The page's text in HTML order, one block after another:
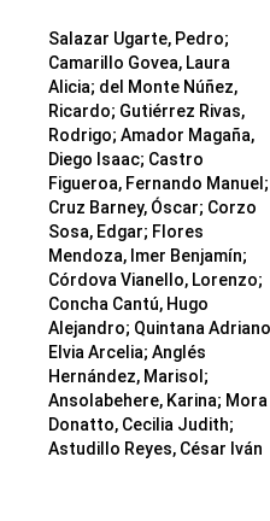
Salazar Ugarte, Pedro;
Camarillo Govea, Laura
Alicia; del Monte Núñez,
Ricardo; Gutiérrez Rivas,
Rodrigo; Amador Magaña,
Diego Isaac; Castro
Figueroa, Fernando Manuel ;
Cruz Barney, Óscar; Corzo
Sosa, Edgar; Flores
Mendoza, Imer Benjamín;
Córdova Vianello, Lorenzo;
Concha Cantú, Hugo
Alejandro; Quintana
Elvia Arcelia; Anglés
Hernández, Marisol ;
Ansolabehere, Karina; Mora
Donatto, Cecilia Judith;
Astudillo Reyes, César Iván